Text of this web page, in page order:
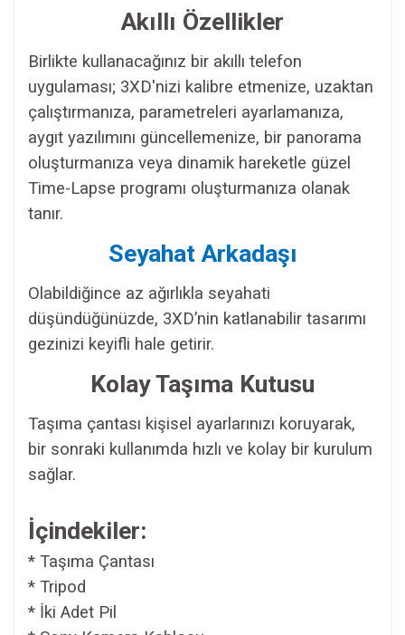
Akıllı Özellikler
Birlikte kullanacağınız bir akıllı telefon
uygulaması; 3XD'nizi kalibre etmenize, uzaktan
çalıştırmanıza, parametreleri ayarlamanıza,
aygıt yazılımını güncellemenize, bir panorama
oluşturmanıza veya dinamik hareketle güzel
Time-Lapse programı oluşturmanıza olanak
tanır.
Seyahat Arkadaşı
Olabildiğince az ağırlıkla seyahati
düşündüğünüzde, 3XD’nin katlanabilir tasarımı
gezinizi keyifli hale getirir.
Kolay Taşıma Kutusu
Taşıma çantası kişisel ayarlarınızı koruyarak,
bir sonraki kullanımda hızlı ve kolay bir kurulum
sağlar.
İçindekiler:
* Taşıma Çantası
* Tripod
* İki Adet Pil